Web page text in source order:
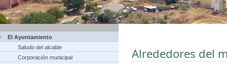
El Ayuntamiento
Saludo del alcalde
Corporación municipal
Alrededores del